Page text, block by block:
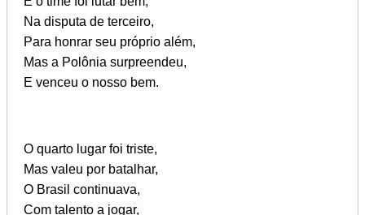
Na disputa de terceiro,
Para honrar seu próprio além,
Mas a Polônia surpreendeu,
E venceu o nosso bem.
O quarto lugar foi triste,
Mas valeu por batalhar,
O Brasil continuava,
Com talento a jogar,